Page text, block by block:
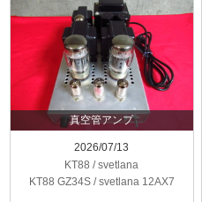
真空管アンプ
2026/07/13
KT88 / svetlana
KT88 GZ34S / svetlana 12AX7